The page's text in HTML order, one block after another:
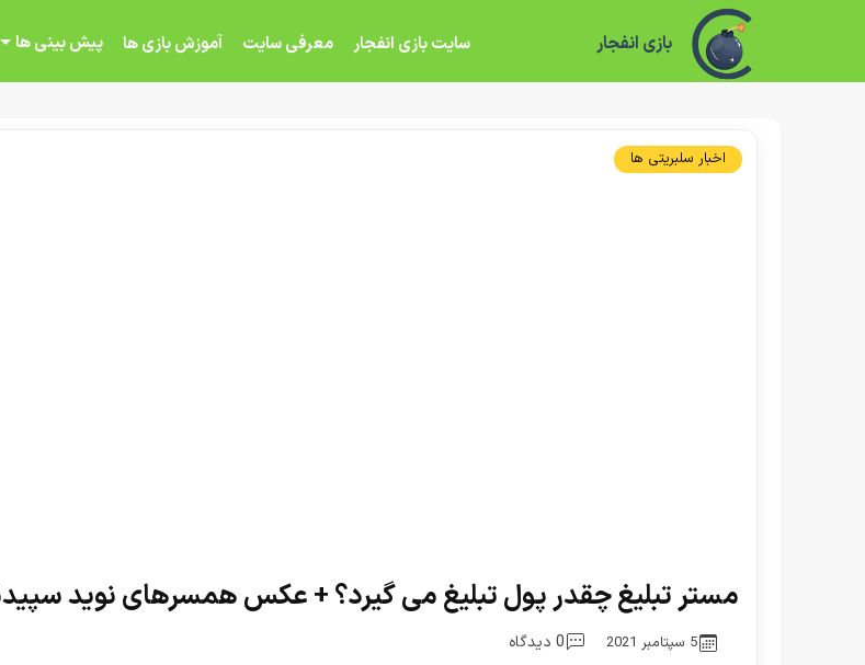
بازی انفجار سایت بازی انفجار معرفی سایت آموزش بازی ها پیش بینی ها
اخبار سلبریتی ها
مستر تبلیغ چقدر پول تبلیغ می گیرد؟ + عکس همسرهای نوید
5 سپتامبر 2021 0 دیدگاه